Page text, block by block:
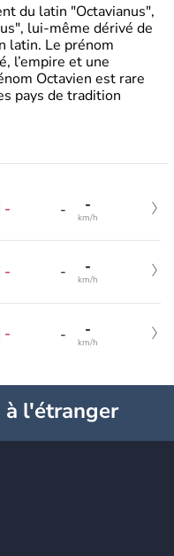
du latin "Octavianus",
lui-même dérivé de
latin. Le prénom
l’empire et une
Octavien est rare
pays de tradition
- - -
km/h
- - -
km/h
- - -
km/h
l'étranger